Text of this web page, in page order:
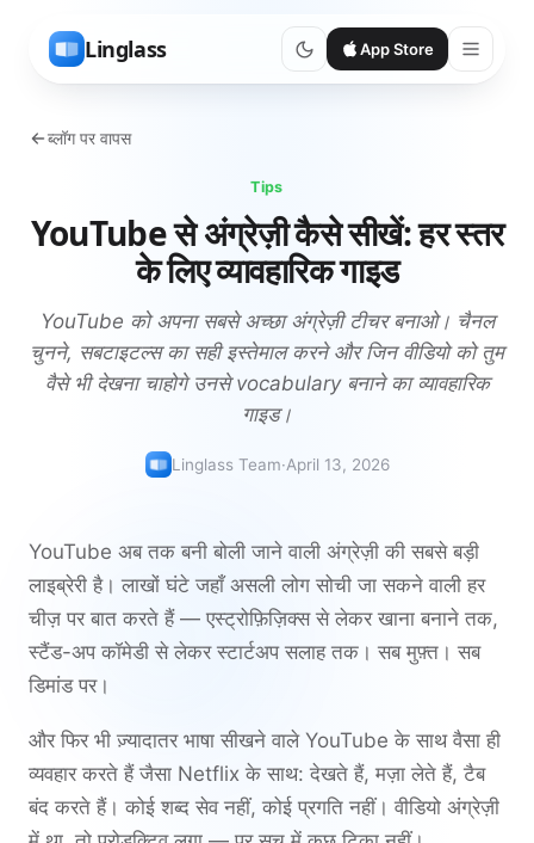
Linglass App Store
ब्लॉग पर वापस
Tips
YouTube से अंग्रेज़ी कैसे सीखें: हर स्तर
के लिए व्यावहारिक गाइड
YouTube को अपना सबसे अच्छा अंग्रेज़ी टीचर बनाओ। चैनल
चुनने, सबटाइटल्स का सही इस्तेमाल करने और जिन वीडियो को तुम
वैसे भी देखना चाहोगे उनसे vocabulary बनाने का व्यावहारिक
गाइड।
Linglass Team·April 13, 2026
YouTube अब तक बनी बोली जाने वाली अंग्रेज़ी की सबसे बड़ी
लाइब्रेरी है। लाखों घंटे जहाँ असली लोग सोची जा सकने वाली हर
चीज़ पर बात करते हैं — एस्ट्रोफ़िज़िक्स से लेकर खाना बनाने तक,
स्टैंड-अप कॉमेडी से लेकर स्टार्टअप सलाह तक। सब मुफ़्त। सब
डिमांड पर।
और फिर भी ज़्यादातर भाषा सीखने वाले YouTube के साथ वैसा ही
व्यवहार करते हैं जैसा Netflix के साथ: देखते हैं, मज़ा लेते हैं, टैब
बंद करते हैं। कोई शब्द सेव नहीं, कोई प्रगति नहीं। वीडियो अंग्रेज़ी